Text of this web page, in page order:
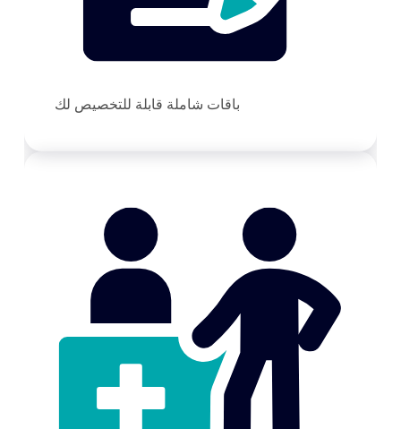
باقات شاملة قابلة للتخصيص لك